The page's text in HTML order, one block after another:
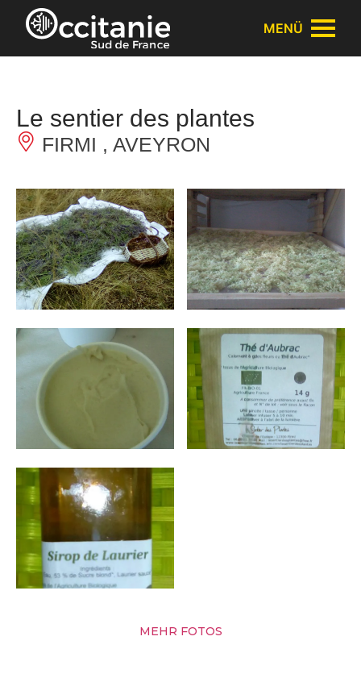
Cookie-Einstellungen
MENÜ
Le sentier des plantes
FIRMI , AVEYRON
MEHR FOTOS